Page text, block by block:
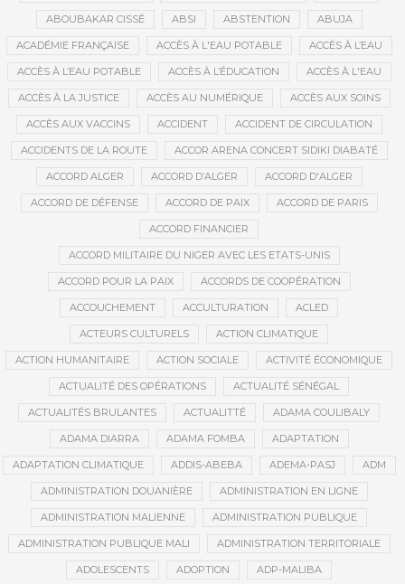
ABOUBAKAR CISSÉ ABSI ABSTENTION ABUJA
ACADÉMIE FRANÇAISE ACCÈS À L'EAU POTABLE ACCÈS À L’EAU
ACCÈS À L’EAU POTABLE ACCÈS À L’ÉDUCATION ACCÈS À L'EAU
ACCÈS À LA JUSTICE ACCÈS AU NUMÉRIQUE ACCÈS AUX SOINS
ACCÈS AUX VACCINS ACCIDENT ACCIDENT DE CIRCULATION
ACCIDENTS DE LA ROUTE ACCOR ARENA CONCERT SIDIKI DIABATÉ
ACCORD ALGER ACCORD D’ALGER ACCORD D'ALGER
ACCORD DE DÉFENSE ACCORD DE PAIX ACCORD DE PARIS
ACCORD FINANCIER
ACCORD MILITAIRE DU NIGER AVEC LES ETATS-UNIS
ACCORD POUR LA PAIX ACCORDS DE COOPÉRATION
ACCOUCHEMENT ACCULTURATION ACLED
ACTEURS CULTURELS ACTION CLIMATIQUE
ACTION HUMANITAIRE ACTION SOCIALE ACTIVITÉ ÉCONOMIQUE
ACTUALITÉ DES OPÉRATIONS ACTUALITÉ SÉNÉGAL
ACTUALITÉS BRULANTES ACTUALITTÉ ADAMA COULIBALY
ADAMA DIARRA ADAMA FOMBA ADAPTATION
ADAPTATION CLIMATIQUE ADDIS-ABEBA ADEMA-PASJ ADM
ADMINISTRATION DOUANIÈRE ADMINISTRATION EN LIGNE
ADMINISTRATION MALIENNE ADMINISTRATION PUBLIQUE
ADMINISTRATION PUBLIQUE MALI ADMINISTRATION TERRITORIALE
ADOLESCENTS ADOPTION ADP-MALIBA